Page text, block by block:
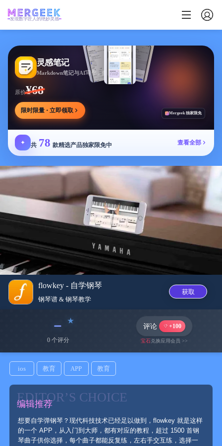
发现数字匠人的绝妙灵感
灵感笔记
Markdown笔记与AI写作，多方式整理同步笔记
原价¥68
限时限量 · 立即领取 Mergeek 独家限免
✦ 共 78 款精选产品独家限免中 查看全部
flowkey - 自学钢琴
钢琴谱 & 钢琴教‪学‬
获取
﹣
0 个评分
评论 +100
宝石兑换应用会员 >>
ios 教育 APP 教育
EDITOR’S CHOICE
编辑推荐
想要自学弹钢琴？现代科技技术已经足以做到，flowkey 就是这样
的一个 APP，从入门到大师，都有对应的教程，超过 1500 首钢
琴曲子供你选择，每个曲子都能反复练，左右手交互练，选择一